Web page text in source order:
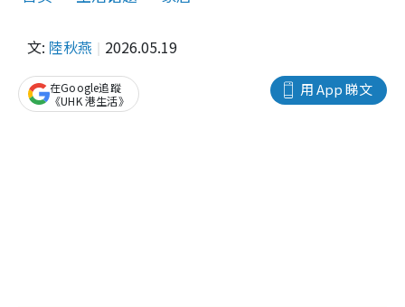
文: 陸秋燕 2026.05.19
用 App 睇文
在Google追蹤
《UHK 港生活》